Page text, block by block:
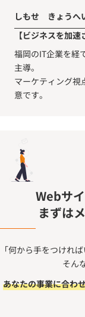
しもせ きょうへ
【ビジネスを加速
福岡のIT企業を経
主導。
マーケティング視
意です。
Webサ
まずは
「何から手をつけれ
そん
あなたの事業に合わ